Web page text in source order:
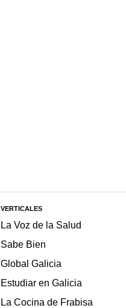
VERTICALES
La Voz de la Salud
Sabe Bien
Global Galicia
Estudiar en Galicia
La Cocina de Frabisa